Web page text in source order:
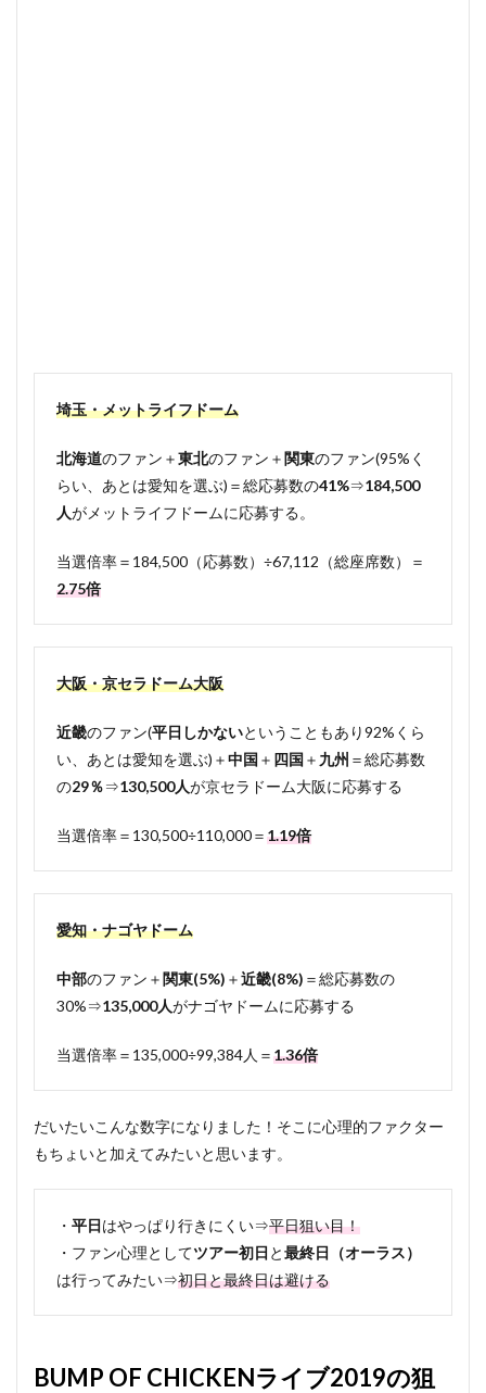
埼玉・メットライフドーム
北海道のファン＋東北のファン＋関東のファン(95%く
らい、あとは愛知を選ぶ)＝総応募数の41%⇒184,500
人がメットライフドームに応募する。
当選倍率＝184,500（応募数）÷67,112（総座席数）＝
2.75倍
大阪・京セラドーム大阪
近畿のファン(平日しかないということもあり92%くら
い、あとは愛知を選ぶ)＋中国 ＋ 四国 ＋ 九州 ＝総応募数
の29％⇒130,500人が京セラドーム大阪に応募する
当選倍率＝130,500÷110,000＝1.19倍
愛知・ナゴヤドーム
中部のファン＋関東(5%) ＋近畿(8%) ＝総応募数の
30%⇒135,000人がナゴヤドームに応募する
当選倍率＝135,000÷99,384人＝1.36倍
だいたいこんな数字になりました！そこに心理的ファクター
もちょいと加えてみたいと思います。
・ 平日はやっぱり行きにくい⇒平日狙い目！
・ファン心理としてツアー初日 と最終日（オーラス）
は行ってみたい⇒初日と最終日は避ける
BUMP OF CHICKENライブ2019の狙